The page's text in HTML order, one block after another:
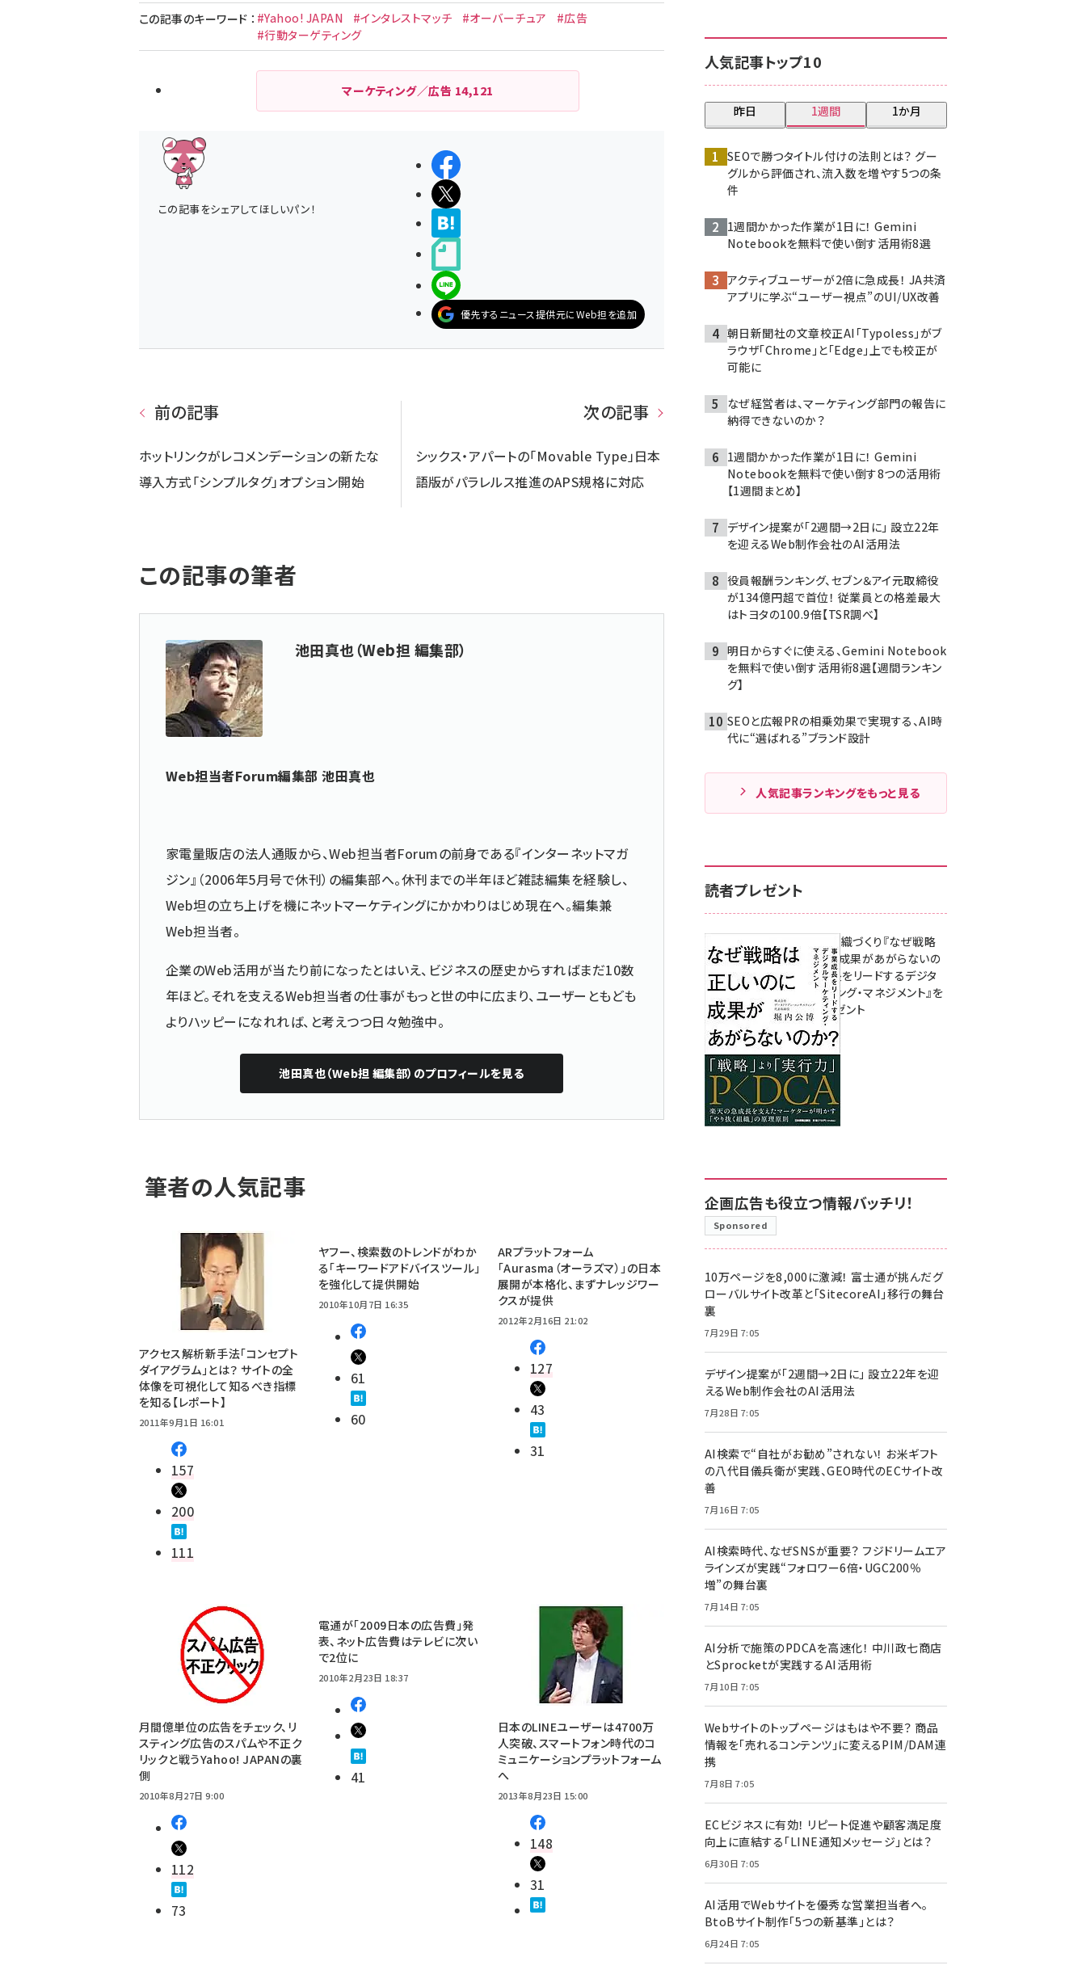
この記事のキーワード ： #Yahoo! JAPAN #インタレストマッチ #オーバーチュア
#広告
#行動ターゲティング
マーケティング／広告 14,121
この記事をシェアしてほしいパン！
シェアする
ポストする
LINEで送る
優先するニュース提供元にWeb担を追加
前の記事
ホットリンクがレコメンデーションの新たな
導入方式「シンプルタグ」オプション開始
次の記事
シックス・アパートの「Movable Type」日本
語版がパラレルス推進のAPS規格に対応
この記事の筆者
池田真也（Web担 編集部）
Web担当者Forum編集部 池田真也
家電量販店の法人通販から、Web担当者Forumの前身である『インターネットマガ
ジン』（2006年5月号で休刊）の編集部へ。休刊までの半年ほど雑誌編集を経験し、
Web坦の立ち上げを機にネットマーケティングにかかわりはじめ現在へ。編集兼
Web担当者。
企業のWeb活用が当たり前になったとはいえ、ビジネスの歴史からすればまだ10数
年ほど。それを支えるWeb担当者の仕事がもっと世の中に広まり、ユーザーともども
よりハッピーになれれば、と考えつつ日々勉強中。
池田真也（Web担 編集部） のプロフィールを見る
筆者の人気記事
アクセス解析新手法「コンセプト
ダイアグラム」とは？ サイトの全
体像を可視化して知るべき指標
を知る【レポート】
2011年9月1日 16:01
157
200
111
ヤフー、検索数のトレンドがわか
る「キーワードアドバイスツール」
を強化して提供開始
2010年10月7日 16:35
61
60
ARプラットフォーム
「Aurasma（オーラズマ）」の日本
展開が本格化、まずナレッジワー
クスが提供
2012年2月16日 21:02
127
43
31
月間億単位の広告をチェック、リ
スティング広告のスパムや不正ク
リックと戦うYahoo! JAPANの裏
側
2010年8月27日 9:00
112
73
電通が「2009日本の広告費」発
表、ネット広告費はテレビに次い
で2位に
2010年2月23日 18:37
41
日本のLINEユーザーは4700万
人突破、スマートフォン時代のコ
ミュニケーションプラットフォーム
へ
2013年8月23日 15:00
148
31
人気記事トップ10
昨日 1週間 1か月
SEOで勝つタイトル付けの法則とは？ グー
グルから評価され、流入数を増やす5つの条
件
1週間かかった作業が1日に！ Gemini
Notebookを無料で使い倒す活用術8選
アクティブユーザーが2倍に急成長！ JA共済
アプリに学ぶ“ユーザー視点”のUI/UX改善
朝日新聞社の文章校正AI「Typoless」がブ
ラウザ「Chrome」と「Edge」上でも校正が
可能に
なぜ経営者は、マーケティング部門の報告に
納得できないのか？
1週間かかった作業が1日に！ Gemini
Notebookを無料で使い倒す8つの活用術
【1週間まとめ】
デザイン提案が「2週間→2日に」 設立22年
を迎えるWeb制作会社のAI活用法
役員報酬ランキング、セブン＆アイ元取締役
が134億円超で首位！ 従業員との格差最大
はトヨタの100.9倍【TSR調べ】
明日からすぐに使える、Gemini Notebook
を無料で使い倒す活用術8選【週間ランキン
グ】
SEOと広報PRの相乗効果で実現する、AI時
代に“選ばれる”ブランド設計
人気記事ランキングをもっと見る
読者プレゼント
成果を生む組織づくり『なぜ戦略
は正しいのに成果があがらないの
か？ 事業成長をリードするデジタ
ルマーケティング・マネジメント』を
3名様にプレゼント
8月7日 10:00
企画広告も役立つ情報バッチリ！
Sponsored
10万ページを8,000に激減！ 富士通が挑んだグ
ローバルサイト改革と「SitecoreAI」移行の舞台
裏
7月29日 7:05
デザイン提案が「2週間→2日に」 設立22年を迎
えるWeb制作会社のAI活用法
7月28日 7:05
AI検索で“自社がお勧め”されない！ お米ギフト
の八代目儀兵衛が実践、GEO時代のECサイト改
善
7月16日 7:05
AI検索時代、なぜSNSが重要？ フジドリームエア
ラインズが実践“フォロワー6倍・UGC200％
増”の舞台裏
7月14日 7:05
AI分析で施策のPDCAを高速化！ 中川政七商店
とSprocketが実践するAI活用術
7月10日 7:05
Webサイトのトップページはもはや不要？ 商品
情報を「売れるコンテンツ」に変えるPIM/DAM連
携
7月8日 7:05
ECビジネスに有効！ リピート促進や顧客満足度
向上に直結する「LINE通知メッセージ」とは？
6月30日 7:05
AI活用でWebサイトを優秀な営業担当者へ。
BtoBサイト制作「5つの新基準」とは？
6月24日 7:05